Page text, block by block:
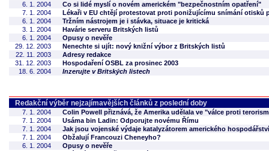
6. 1. 2004
Co si lidé myslí o novém americkém "bezpečnostním opatření"
7. 1. 2004
Lékaři v EU chtějí protestovat proti ponižujícímu snímání otisků
6. 1. 2004
Tržním nástrojem je i stávka, situace je kritická
3. 1. 2004
Havárie serveru Britských listů
6. 1. 2004
Opusy o nevěře
29. 12. 2003
Nenechte si ujít: nový knižní výbor z Britských listů
22. 11. 2003
Adresy redakce
31. 12. 2003
Hospodaření OSBL za prosinec 2003
18. 6. 2004
Inzerujte v Britských listech
Redakční výběr nejzajímavějších článků z poslední doby
7. 1. 2004
Colin Powell přiznává, že Amerika udělala ve "válce proti
7. 1. 2004
Usáma bin Ladin: Odporujte novému Římu
7. 1. 2004
Jak jsou vojenské výdaje katalyzátorem amerického hospodářství
7. 1. 2004
Obžalují Francouzi Cheneyho?
6. 1. 2004
Opusy o nevěře